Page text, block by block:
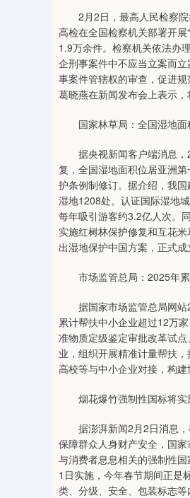
2月2日，最高人民检察院
高检在全国检察机关部署开
1.9万余件。检察机关依法办
企刑事案件中不应当立案而
事案件管辖权的审查，促进
葛晓燕在新闻发布会上表示
国家林草局：全国湿地面
据央视新闻客户端消息，2
复，全国湿地面积位居亚洲
护条例制修订。据介绍，我
湿地1208处。认证国际湿地
每年吸引游客约3.2亿人次。
实施红树林保护修复和互花
出湿地保护中国方案，正式
市场监管总局：2025年累
据国家市场监管总局网站2
累计帮扶中小企业超过12万
准物质定级鉴定审批改革试
业，组织开展精准计量帮扶
高校等与中小企业对接，构
烟花爆竹强制性国标将实
据澎湃新闻2月2日消息，
保障群众人身财产安全，国
与消费者息息相关的强制性
1日实施，今年春节期间正是
类、分级、安全、包装标志